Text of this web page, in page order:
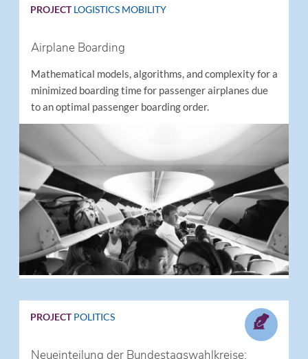
PROJECT LOGISTICS MOBILITY
Airplane Boarding
Mathematical models, algorithms, and complexity for a
minimized boarding time for passenger airplanes due
to an optimal passenger boarding order.
PROJECT POLITICS
Neueinteilung der Bundestagswahlkreise: